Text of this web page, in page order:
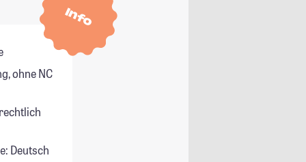
Info
ohne NC
Deutsch